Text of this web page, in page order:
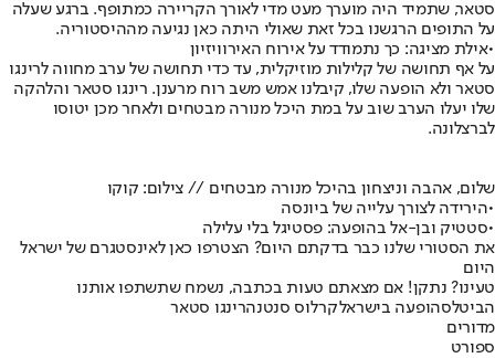
סטאר, שתמיד היה מוערך מעט מדי לאורך הקריירה כמתופף. ברגע שעלה
על התופים הרגשנו בכל זאת שאולי היתה כאן נגיעה מההיסטוריה.
•אילת מציגה: כך נתמודד על אירוח האירוויזיון
על אף תחושה של קלילות מוזיקלית, עד כדי תחושה של ערב מחווה לרינגו
סטאר ולא הופעה שלו, קיבלנו אמש משב רוח מרענן. רינגו סטאר והלהקה
שלו יעלו הערב שוב על במת היכל מנורה מבטחים ולאחר מכן יטוסו
לברצלונה.
שלום, אהבה וניצחון בהיכל מנורה מבטחים // צילום: קוקו
•הירידה לצורך עלייה של ביונסה
•סטטיק ובן-אל בהופעה: פסטיגל בלי עלילה
את הסטורי שלנו כבר בדקתם היום? הצטרפו כאן לאינסטגרם של ישראל
היום
טעינו? נתקן! אם מצאתם טעות בכתבה, נשמח שתשתפו אותנו
הביטלסהופעה בישראלקרלוס סנטנהרינגו סטאר
מדורים
ספורט